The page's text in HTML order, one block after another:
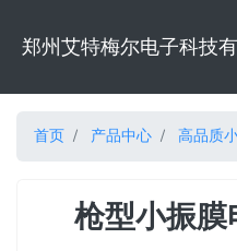
郑州艾特梅尔电子科技
首页 产品中心 高品质
枪型小振